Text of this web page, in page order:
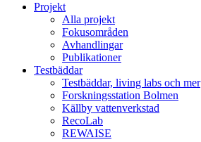
Projekt
Alla projekt
Fokusområden
Avhandlingar
Publikationer
Testbäddar
Testbäddar, living labs och mer
Forskningsstation Bolmen
Källby vattenverkstad
RecoLab
REWAISE